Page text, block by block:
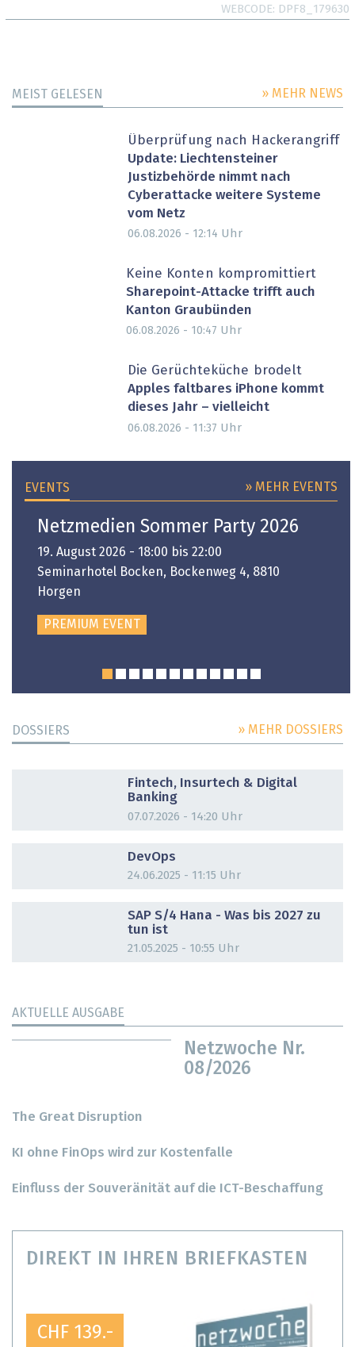
WEBCODE DPF8_179630
MEIST GELESEN » MEHR NEWS
Überprüfung nach Hackerangriff
Update: Liechtensteiner
Justizbehörde nimmt nach
Cyberattacke weitere Systeme
vom Netz
06.08.2026 - 12:14 Uhr
Keine Konten kompromittiert
Sharepoint-Attacke trifft auch
Kanton Graubünden
06.08.2026 - 10:47 Uhr
Die Gerüchteküche brodelt
Apples faltbares iPhone kommt
dieses Jahr – vielleicht
06.08.2026 - 11:37 Uhr
EVENTS » MEHR EVENTS
Netzmedien Sommer Party 2026
19. August 2026 - 18:00 bis 22:00
Seminarhotel Bocken, Bockenweg 4, 8810
Horgen
PREMIUM EVENT
DOSSIERS » MEHR DOSSIERS
Fintech, Insurtech & Digital
Banking
07.07.2026 - 14:20 Uhr
DevOps
24.06.2025 - 11:15 Uhr
SAP S/4 Hana - Was bis 2027 zu
tun ist
21.05.2025 - 10:55 Uhr
AKTUELLE AUSGABE
Netzwoche Nr.
08/2026
The Great Disruption
KI ohne FinOps wird zur Kostenfalle
Einfluss der Souveränität auf die ICT-Beschaffung
DIREKT IN IHREN BRIEFKASTEN
CHF 139.-